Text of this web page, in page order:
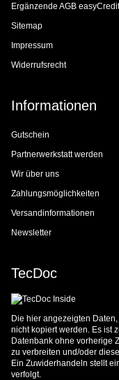
Ergänzende AGB
Sitemap
Impressum
Widerrufsrecht
Informationen
Gutschein
Partnerwerkstatt werden
Wir über uns
Zahlungsmöglichkeiten
Versandinformationen
Newsletter
TecDoc
Die hier angezeigten
nicht kopiert werden. Es ist
Datenbank ohne vorherige
zu verbreiten und/oder
Ein Zuwiderhandeln stellt
verfolgt.